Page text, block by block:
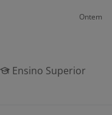
Ontem
Ensino Superior